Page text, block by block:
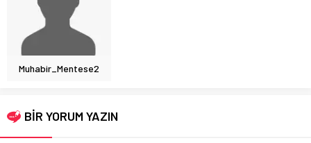
Muhabir_Mentese2
BİR YORUM YAZIN